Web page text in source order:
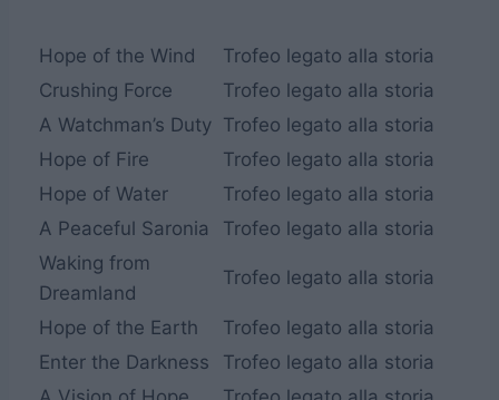
Hope of the Wind
Trofeo legato alla storia
Crushing Force
Trofeo legato alla storia
A Watchman’s Duty Trofeo legato alla storia
Hope of Fire
Trofeo legato alla storia
Hope of Water
Trofeo legato alla storia
A Peaceful Saronia
Trofeo legato alla storia
Waking from
Dreamland
Trofeo legato alla storia
Hope of the Earth
Trofeo legato alla storia
Enter the Darkness
Trofeo legato alla storia